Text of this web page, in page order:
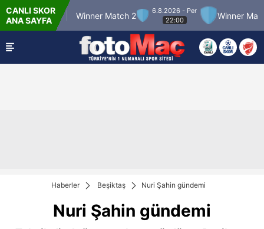
CANLI SKOR
ANA SAYFA
Match 12 Winner Match 2
6.8.2026 - Per
22:00
Winner Match 3
Haberler Beşiktaş Nuri Şahin gündemi
Nuri Şahin gündemi